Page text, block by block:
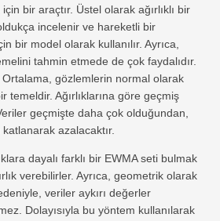
bir araçtır. Üstel olarak ağırlıklı bir
incelenir ve hareketli bir
bir model olarak kullanılır. Ayrıca,
tahmin etmede de çok faydalıdır.
Ortalama, gözlemlerin normal olarak
temeldir. Ağırlıklarına göre geçmiş
geçmişte daha çok olduğundan,
katlanarak azalacaktır.
dayalı farklı bir EWMA seti bulmak
verebilirler. Ayrıca, geometrik olarak
veriler aykırı değerler
Dolayısıyla bu yöntem kullanılarak